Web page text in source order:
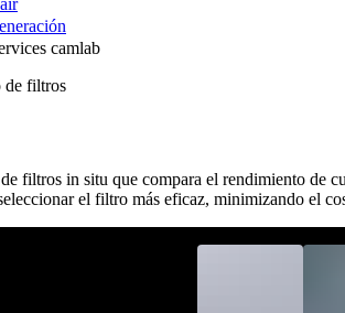
camlab
de filtros
filtros in situ que compara el rendimiento de
el filtro más eficaz, minimizando el